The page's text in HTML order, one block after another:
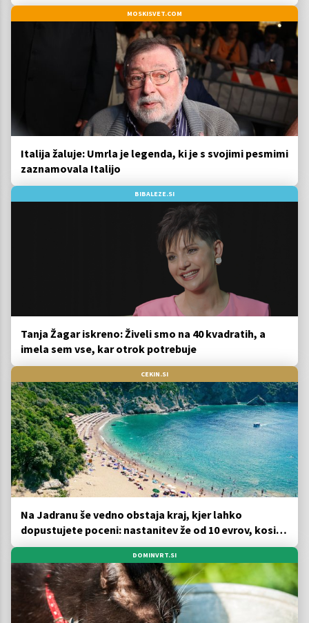
MOSKISVET.COM
Italija žaluje: Umrla je legenda, ki je s svojimi pesmimi
zaznamovala Italijo
BIBALEZE.SI
Tanja Žagar iskreno: Živeli smo na 40 kvadratih, a
imela sem vse, kar otrok potrebuje
CEKIN.SI
Na Jadranu še vedno obstaja kraj, kjer lahko
dopustujete poceni: nastanitev že od 10 evrov, kosilo
za pet evrov
DOMINVRT.SI